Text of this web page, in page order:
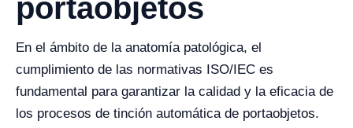
portaobjetos
En el ámbito de la anatomía patológica, el
cumplimiento de las normativas ISO/IEC es
fundamental para garantizar la calidad y la eficacia de
los procesos de tinción automática de portaobjetos.